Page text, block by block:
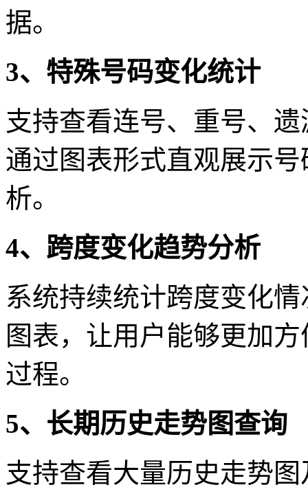
据。
3、特殊号码变化统计
支持查看连号、重号、
通过图表形式直观展示
析。
4、跨度变化趋势分析
系统持续统计跨度变化
图表，让用户能够更加
过程。
5、长期历史走势图查询
支持查看大量历史走势